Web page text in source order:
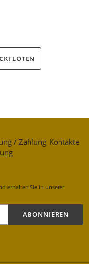
/ Zahlung Kontakte
erhalten Sie in unserer
ABONNIEREN